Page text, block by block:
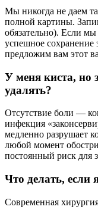
Мы никогда не даем
полной картины.
обязательно). Если
успешное
предложим вам этот
У меня киста, но
удалять?
Отсутствие боли —
инфекция
медленно разрушает
любой момент
постоянный риск для
Что делать, если
Современная